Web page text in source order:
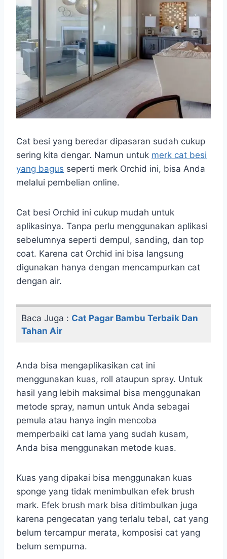
Cat besi yang beredar dipasaran sudah cukup
sering kita dengar. Namun untuk merk cat besi
yang bagus seperti merk Orchid ini, bisa Anda
melalui pembelian online.
Cat besi Orchid ini cukup mudah untuk
aplikasinya. Tanpa perlu menggunakan aplikasi
sebelumnya seperti dempul, sanding, dan top
coat. Karena cat Orchid ini bisa langsung
digunakan hanya dengan mencampurkan cat
dengan air.
Baca Juga : Cat Pagar Bambu Terbaik Dan
Tahan Air
Anda bisa mengaplikasikan cat ini
menggunakan kuas, roll ataupun spray. Untuk
hasil yang lebih maksimal bisa menggunakan
metode spray, namun untuk Anda sebagai
pemula atau hanya ingin mencoba
memperbaiki cat lama yang sudah kusam,
Anda bisa menggunakan metode kuas.
Kuas yang dipakai bisa menggunakan kuas
sponge yang tidak menimbulkan efek brush
mark. Efek brush mark bisa ditimbulkan juga
karena pengecatan yang terlalu tebal, cat yang
belum tercampur merata, komposisi cat yang
belum sempurna.